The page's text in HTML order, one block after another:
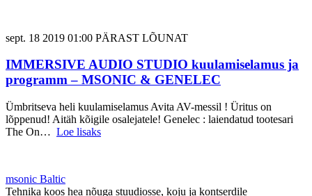
sept. 18 2019 01:00 PÄRAST LÕUNAT
IMMERSIVE AUDIO STUDIO kuulamiselamus ja
programm – MSONIC & GENELEC
Ümbritseva heli kuulamiselamus Avita AV-messil ! Üritus on
lõppenud! Aitäh kõigile osalejatele! Genelec : laiendatud tootesari
The On… Loe lisaks
msonic Baltic
Tehnika koos hea nõuga stuudiosse, koju ja kontserdile